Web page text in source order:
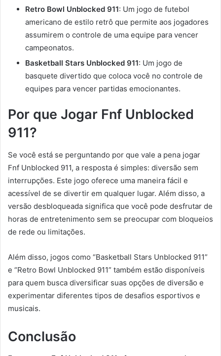
Retro Bowl Unblocked 911: Um jogo de futebol
americano de estilo retrô que permite aos jogadores
assumirem o controle de uma equipe para vencer
campeonatos.
Basketball Stars Unblocked 911: Um jogo de
basquete divertido que coloca você no controle de
equipes para vencer partidas emocionantes.
Por que Jogar Fnf Unblocked
911?
Se você está se perguntando por que vale a pena jogar
Fnf Unblocked 911, a resposta é simples: diversão sem
interrupções. Este jogo oferece uma maneira fácil e
acessível de se divertir em qualquer lugar. Além disso, a
versão desbloqueada significa que você pode desfrutar de
horas de entretenimento sem se preocupar com bloqueios
de rede ou limitações.
Além disso, jogos como “Basketball Stars Unblocked 911”
e “Retro Bowl Unblocked 911” também estão disponíveis
para quem busca diversificar suas opções de diversão e
experimentar diferentes tipos de desafios esportivos e
musicais.
Conclusão